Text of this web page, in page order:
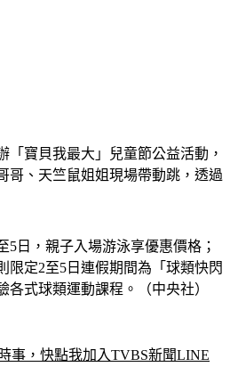
哥、天竺鼠姐姐現場帶動跳，透過
定2至5日連假期間為「球類快閃
各式球類運動課程。（中央社）